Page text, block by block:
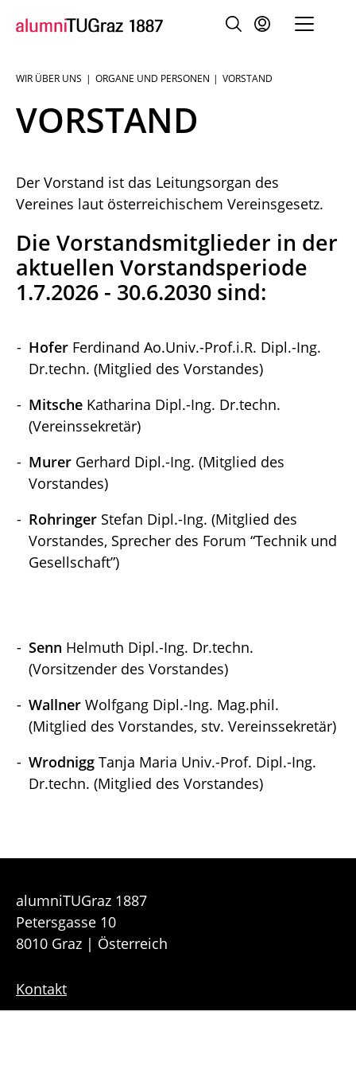
Sie
sind:
WIR ÜBER UNS ORGANE UND PERSONEN VORSTAND
VORSTAND
Der Vorstand ist das Leitungsorgan des
Vereines laut österreichischem Vereinsgesetz.
Die Vorstandsmitglieder in der
aktuellen Vorstandsperiode
1.7.2026 - 30.6.2030 sind:
Hofer Ferdinand Ao.Univ.-Prof.i.R. Dipl.-Ing.
Dr.techn. (Mitglied des Vorstandes)
Mitsche Katharina Dipl.-Ing. Dr.techn.
(Vereinssekretär)
Murer Gerhard Dipl.-Ing. (Mitglied des
Vorstandes)
Rohringer Stefan Dipl.-Ing. (Mitglied des
Vorstandes, Sprecher des Forum “Technik und
Gesellschaft”)
Senn Helmuth Dipl.-Ing. Dr.techn.
(Vorsitzender des Vorstandes)
Wallner Wolfgang Dipl.-Ing. Mag.phil.
(Mitglied des Vorstandes, stv. Vereinssekretär)
Wrodnigg Tanja Maria Univ.-Prof. Dipl.-Ing.
Dr.techn. (Mitglied des Vorstandes)
alumniTUGraz 1887
Petersgasse 10
8010 Graz | Österreich
Kontakt
Downloads